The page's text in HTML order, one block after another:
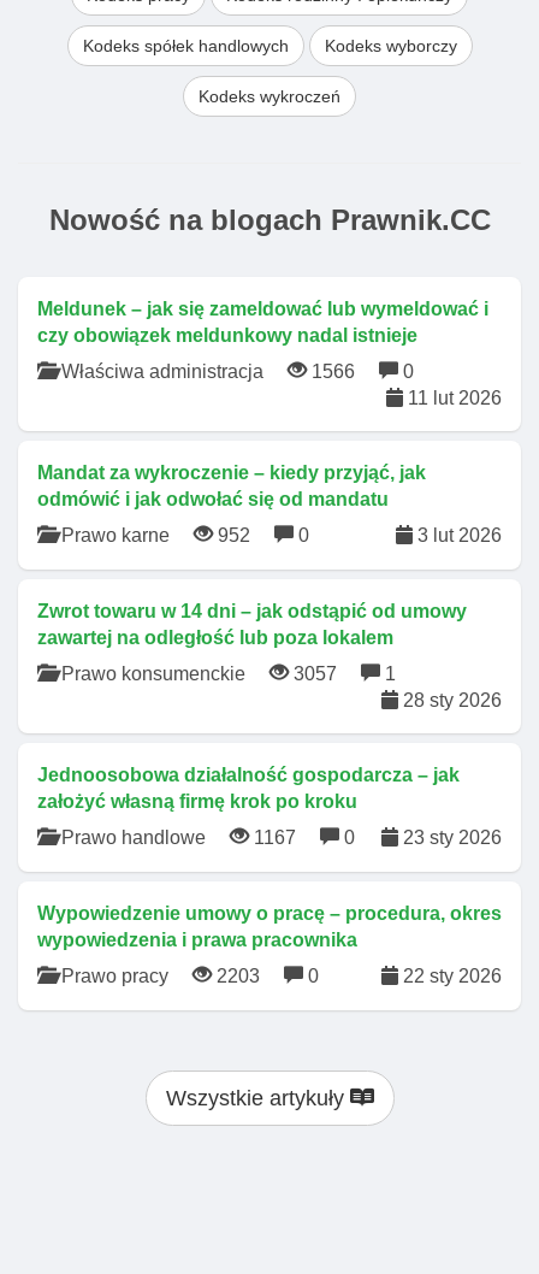
Kodeks spółek handlowych Kodeks wyborczy
Kodeks wykroczeń
Nowość na blogach Prawnik.CC
Meldunek – jak się zameldować lub wymeldować i
czy obowiązek meldunkowy nadal istnieje
Właściwa administracja
1566
0
11 lut 2026
Mandat za wykroczenie – kiedy przyjąć, jak
odmówić i jak odwołać się od mandatu
Prawo karne
952 0 3 lut 2026
Zwrot towaru w 14 dni – jak odstąpić od umowy
zawartej na odległość lub poza lokalem
Prawo konsumenckie
3057
1
28 sty 2026
Jednoosobowa działalność gospodarcza – jak
założyć własną firmę krok po kroku
Prawo handlowe
1167 0 23 sty 2026
Wypowiedzenie umowy o pracę – procedura, okres
wypowiedzenia i prawa pracownika
Prawo pracy
2203 0 22 sty 2026
Wszystkie artykuły